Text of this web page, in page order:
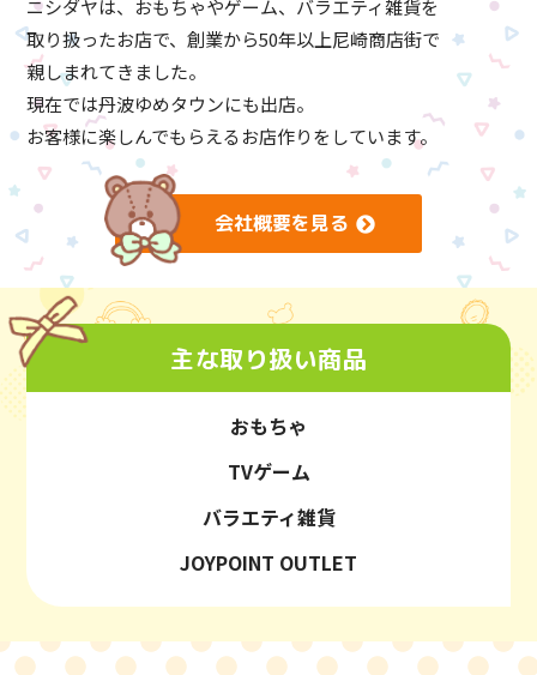
ニシダヤは、おもちゃやゲーム、バラエティ雑貨を
取り扱ったお店で、創業から50年以上尼崎商店街で
親しまれてきました。
現在では丹波ゆめタウンにも出店。
お客様に楽しんでもらえるお店作りをしています。
会社概要を見る
主な取り扱い商品
おもちゃ
TVゲーム
バラエティ雑貨
JOYPOINT OUTLET